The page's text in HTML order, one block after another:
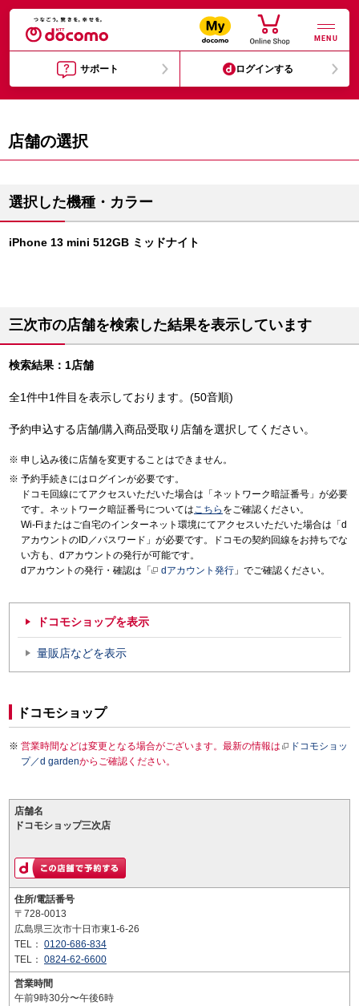
MENU
サポート ログインする
店舗の選択
選択した機種・カラー
iPhone 13 mini 512GB ミッドナイト
三次市の店舗を検索した結果を表示しています
検索結果：1店舗
全1件中1件目を表示しております。(50音順)
予約申込する店舗/購入商品受取り店舗を選択してください。
申し込み後に店舗を変更することはできません。
予約手続きにはログインが必要です。
ドコモ回線にてアクセスいただいた場合は「ネットワーク暗証番号」が必要
です。ネットワーク暗証番号についてはこちら をご確認ください。
Wi-Fiまたはご自宅のインターネット環境にてアクセスいただいた場合は「d
アカウントのID／パスワード」が必要です。ドコモの契約回線をお持ちでな
い方も、dアカウントの発行が可能です。
dアカウントの発行・確認は「
dアカウント発行 」でご確認ください。
ドコモショップを表示
量販店などを表示
ドコモショップ
営業時間などは変更となる場合がございます。最新の情報は
ドコモショッ
プ／d gardenからご確認ください。
店舗名
ドコモショップ三次店
住所/電話番号
〒728-0013
広島県三次市十日市東1-6-26
TEL： 0120-686-834
TEL： 0824-62-6600
営業時間
午前9時30分〜午後6時